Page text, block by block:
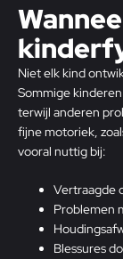
Niet elk kind
Sommige
terwijl anderen
fijne motoriek,
vooral nuttig bij:
Vertraagde
Problemen
Blessures